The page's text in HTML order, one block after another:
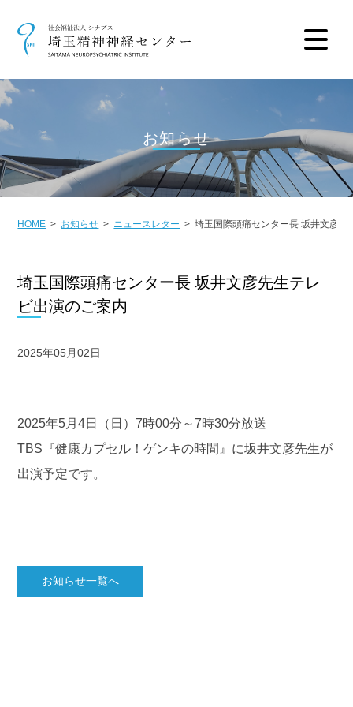
お知らせ
HOME お知らせ ニュースレター 埼玉国際頭痛センター長 坂井文彦先
埼玉国際頭痛センター長 坂井文彦先生テレ
ビ出演のご案内
2025年05月02日
2025年5月4日（日）7時00分～7時30分放送
TBS『健康カプセル！ゲンキの時間』に坂井文彦先生が
出演予定です。
お知らせ一覧へ